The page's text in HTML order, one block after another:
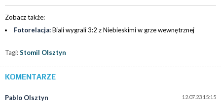
Zobacz także:
Fotorelacja:Biali wygrali 3:2 z Niebieskimi w grze wewnętrznej
Tagi:Stomil Olsztyn
KOMENTARZE
12.07.23 15:15
Pablo Olsztyn